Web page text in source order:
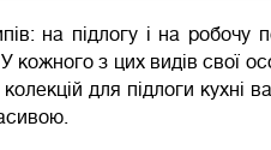
на підлогу і на робочу
з цих видів свої
для підлоги кухні